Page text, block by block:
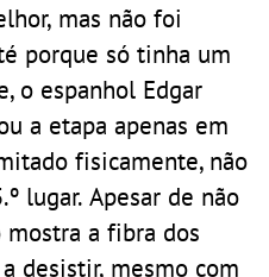
mas não foi
porque só tinha um
o espanhol Edgar
a etapa apenas em
fisicamente, não
lugar. Apesar de não
a fibra dos
desistir, mesmo com